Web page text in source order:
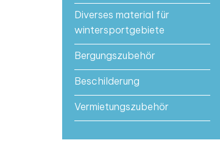
Diverses material für
wintersportgebiete
Bergungszubehör
Beschilderung
Vermietungszubehör